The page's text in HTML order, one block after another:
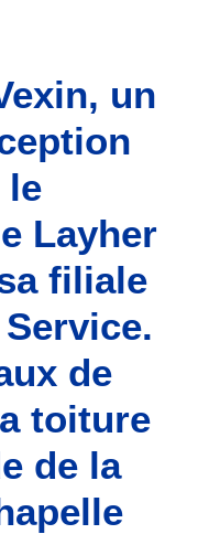
un
le
Layher
filiale
de
toiture
de la